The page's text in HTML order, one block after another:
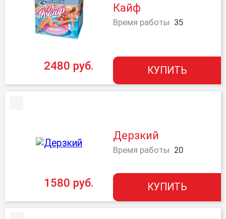
Кайф
Время работы 35
2480 руб. КУПИТЬ
Дерзкий
Время работы 20
1580 руб. КУПИТЬ